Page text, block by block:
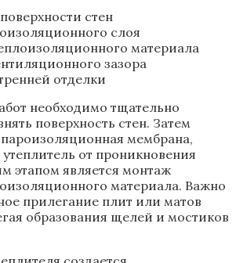
стен
слоя
материала
зазора
отделки
необходимо тщательно
поверхность стен. Затем
пароизоляционная мембрана,
от проникновения
этапом является монтаж
материала. Важно
прилегание плит или матов
образования щелей и мостиков